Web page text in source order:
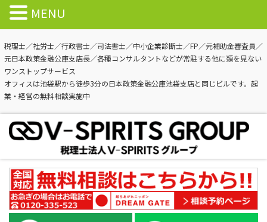
税理士／社労士／行政書士／司法書士／中小企業診断士／FP／元補助金審査員／
元日本政策金融公庫支店長／各種コンサルタントなどが常駐する他に類を見ない
ワンストップサービス
オフィスは池袋駅から徒歩3分の日本政策金融公庫池袋支店と同じビルです。起
業・経営の無料相談実施中
MENU